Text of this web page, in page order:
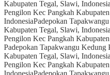
Kabupaten Tegal, Slawi, Indonesia
Pengilon Kec Pangkah
IndonesiaPadepokan
Kabupaten Tegal, Slawi, Indonesia
Pengilon Kec Pangkah
Padepokan Tapakwangu Kedung
Kabupaten Tegal, Slawi, Indonesia
Pengilon Kec Pangkah
IndonesiaPadepokan